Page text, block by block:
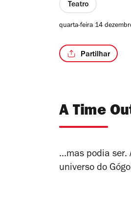
Teatro
quarta-feira 14
Partilhar
A Time
...mas podia ser.
universo do